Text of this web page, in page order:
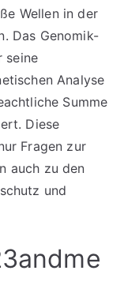
Wellen in der
Das Genomik-
seine
Analyse
Summe
Diese
Fragen zur
auch zu den
und